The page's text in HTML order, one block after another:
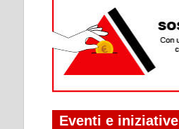
Eventi e iniziative